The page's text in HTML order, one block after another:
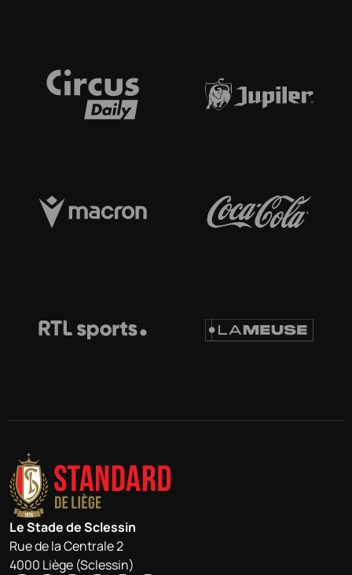
Le Stade de Sclessin
Rue de la Centrale 2
4000 Liège (Sclessin)